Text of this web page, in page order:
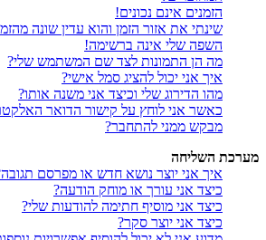
הזמנים אינם נכונים!
שינתי את אזור הזמן והוא עדין שונה
השפה שלי אינה ברשימה!
מה הן התמונות לצד שם המשתמש שלי?
איך אני יכול להציג סמל אישי?
מהו הדירוג שלי וכיצד אני משנה אותו?
כאשר אני לוחץ על קישור הדואר
מבקש ממני להתחבר?
מערכת השליחה
איך אני יוצר נושא חדש או מפרסם
כיצד אני עורך או מוחק הודעה?
כיצד אני מוסיף חתימה להודעות שלי?
כיצד אני יוצר סקר?